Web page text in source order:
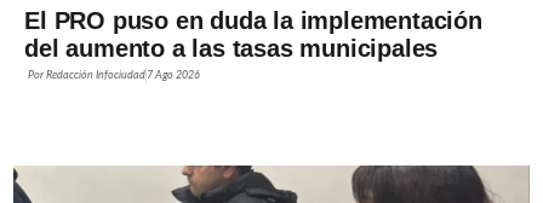
El PRO puso en duda la implementación
del aumento a las tasas municipales
PorRedacción Infociudad 7 Ago 2026